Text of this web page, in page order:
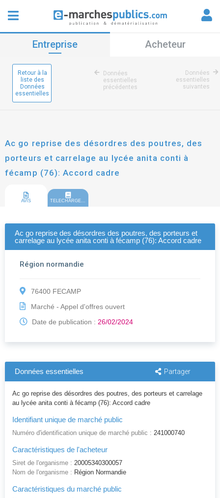
Entreprise Acheteur
Retour à la
liste des
Données
essentielles
Données
essentielles
précédentes
Données
essentielles
suivantes
Ac go reprise des désordres des poutres, des
porteurs et carrelage au lycée anita conti à
fécamp (76): Accord cadre
AVIS TELECHARGEMENT
Ac go reprise des désordres des poutres, des porteurs et
carrelage au lycée anita conti à fécamp (76): Accord cadre
Région normandie
76400 FECAMP
Marché - Appel d'offres ouvert
Date de publication : 26/02/2024
Données essentielles Partager
Ac go reprise des désordres des poutres, des porteurs et carrelage
au lycée anita conti à fécamp (76): Accord cadre
Identifiant unique de marché public
Numéro d'identification unique de marché public : 241000740
Caractéristiques de l'acheteur
Siret de l'organisme : 20005340300057
Nom de l'organisme : Région Normandie
Caractéristiques du marché public